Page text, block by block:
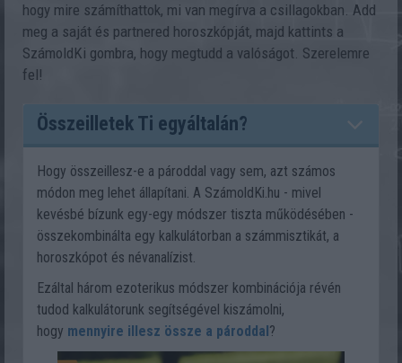
hogy mire számíthattok, mi van megírva a csillagokban. Add
meg a saját és partnered horoszkópját, majd kattints a
SzámoldKi gombra, hogy megtudd a valóságot. Szerelemre
fel!
Összeilletek Ti egyáltalán?
Hogy összeillesz-e a pároddal vagy sem, azt számos
módon meg lehet állapítani. A SzámoldKi.hu - mivel
kevésbé bízunk egy-egy módszer tiszta működésében -
összekombinálta egy kalkulátorban a számmisztikát, a
horoszkópot és névanalízist.
Ezáltal három ezoterikus módszer kombinációja révén
tudod kalkulátorunk segítségével kiszámolni,
hogy mennyire illesz össze a pároddal?